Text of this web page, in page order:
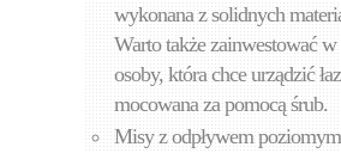
wykonana z solidnych
Warto także zainwestować
osoby, która chce urządzić
mocowana za pomocą śrub.
Misy z odpływem